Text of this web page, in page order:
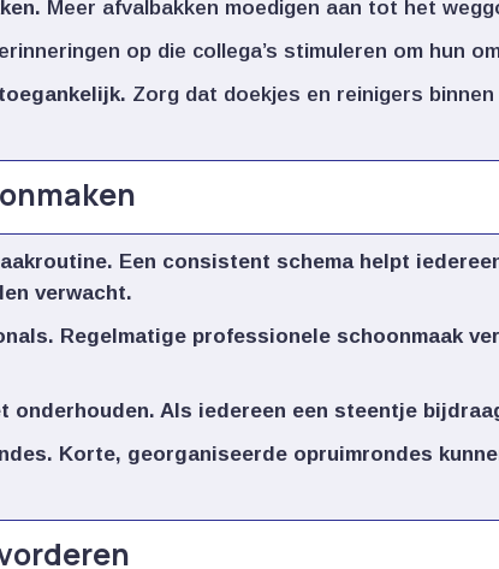
Meer afvalbakken moedigen aan tot het
op die collega’s stimuleren om hun
Zorg dat doekjes en reinigers
Een consistent schema helpt
verwacht.​
Regelmatige professionele schoonmaak
onderhouden.​ Als iedereen een steentje
Korte, georganiseerde opruimrondes